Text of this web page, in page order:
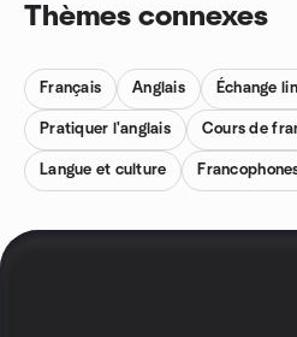
Thèmes connexes
Français Anglais Échange
Pratiquer l'anglais Cours de
Langue et culture